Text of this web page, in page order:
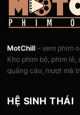
MotChill – xem phim
Kho phim bộ, phim
quảng cáo, mượt mà
HỆ SINH THÁI